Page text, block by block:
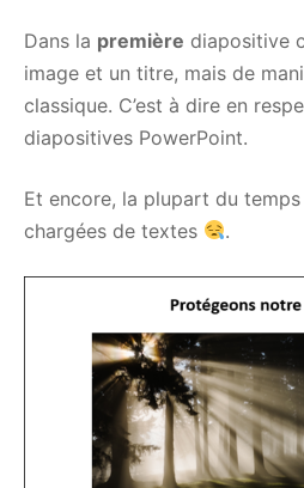
Dans la première diapositive
image et un titre, mais de
classique. C’est à dire en
diapositives PowerPoint.
Et encore, la plupart du
chargées de textes
.